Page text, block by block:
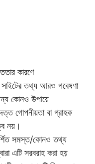
কারণে
তথ্য আরও গবেষণা
কোনও উপায়ে
গোপনীয়তা বা গ্রাহক
নয়।
সমস্ত/কোনও তথ্য
এটি সরবরাহ করা হয়